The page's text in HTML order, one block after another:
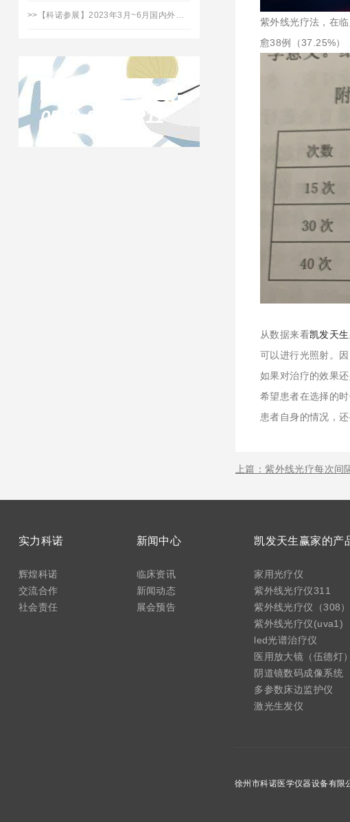
紫外线光疗法，在
愈38例（37.25%）
从数据来看凯发天
可以进行光照射。
如果对治疗的效果
希望患者在选择的
患者自身的情况，
上篇：紫外线光疗每次间
>> 【科诺参展】2023年3月~6月国内外展会日程表
联系凯发天生赢家
0516-87732211
实力科诺
辉煌科诺
交流合作
社会责任
新闻中心
临床资讯
新闻动态
展会预告
家用光疗仪
紫外线光疗仪311
紫外线光疗仪（308）
紫外线光疗仪(uva1)
led光谱治疗仪
医用放大镜（伍德灯）
阴道镜数码成像系统
多参数床边监护仪
激光生发仪
徐州市科诺医学仪器设备有